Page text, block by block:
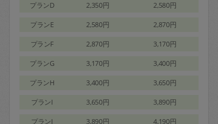
プランD 2,350円 2,580円
プランE 2,580円 2,870円
プランF 2,870円 3,170円
プランG 3,170円 3,400円
プランH 3,400円 3,650円
プランI 3,650円 3,890円
プランJ 3,890円 4,190円